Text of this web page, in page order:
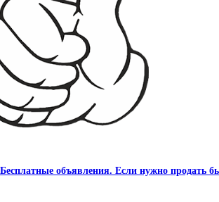
объявления. Если нужно продать